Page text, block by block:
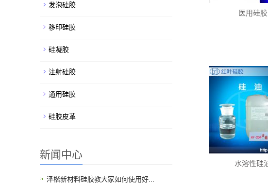
医用硅胶
水溶性硅
发泡硅胶
移印硅胶
硅凝胶
注射硅胶
通用硅胶
硅胶皮革
新闻中心
泽楷新材料硅胶教大家如何使用好...